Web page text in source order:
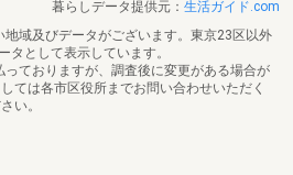
暮らしデータ提供元： 生活ガイド.com
域及びデータがございます。東京23区以外
タとして表示しています。
ておりますが、調査後に変更がある場合が
ては各市区役所までお問い合わせいただく
い。